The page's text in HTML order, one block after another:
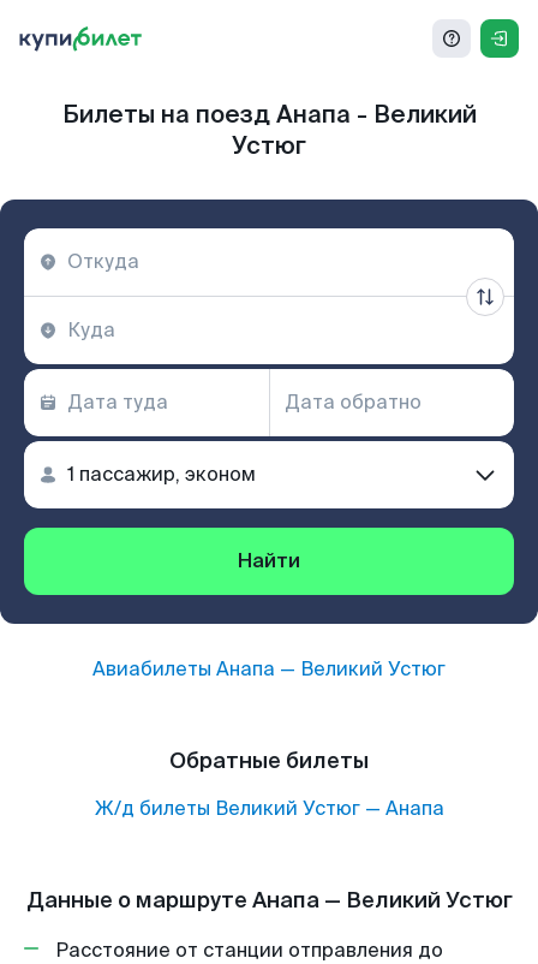
Билеты на поезд Анапа - Великий
Устюг
Найти
Авиабилеты Анапа — Великий Устюг
Обратные билеты
Ж/д билеты Великий Устюг— Анапа
Данные о маршруте Анапа — Великий Устюг
Расстояние от станции отправления до